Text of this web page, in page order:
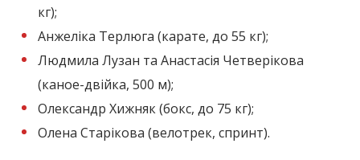
кг);
Анжеліка Терлюга (карате, до 55 кг);
Людмила Лузан та Анастасія Четверікова
(каное-двійка, 500 м);
Олександр Хижняк (бокс, до 75 кг);
Олена Старікова (велотрек, спринт).